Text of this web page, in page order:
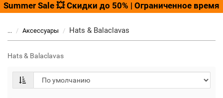
Summer Sale 💥 Скидки до 50% | Ограниченное время
... Аксессуары Hats & Balaclavas
Hats & Balaclavas